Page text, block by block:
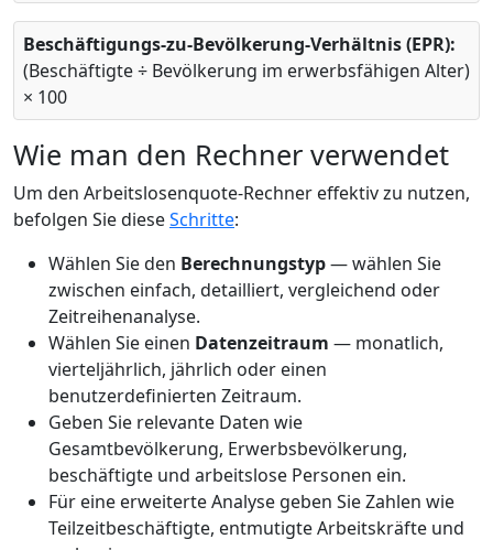
Beschäftigungs-zu-Bevölkerung-Verhältnis (EPR):
(Beschäftigte ÷ Bevölkerung im erwerbsfähigen Alter)
× 100
Wie man den Rechner verwendet
Um den Arbeitslosenquote-Rechner effektiv zu nutzen,
befolgen Sie dieseSchritte:
Wählen Sie den Berechnungstyp— wählen Sie
zwischen einfach, detailliert, vergleichend oder
Zeitreihenanalyse.
Wählen Sie einen Datenzeitraum — monatlich,
vierteljährlich, jährlich oder einen
benutzerdefinierten Zeitraum.
Geben Sie relevante Daten wie
Gesamtbevölkerung, Erwerbsbevölkerung,
beschäftigte und arbeitslose Personen ein.
Für eine erweiterte Analyse geben Sie Zahlen wie
Teilzeitbeschäftigte, entmutigte Arbeitskräfte und